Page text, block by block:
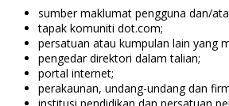
sumber maklumat pengguna dan/
tapak komuniti dot.com;
persatuan atau kumpulan lain yang
pengedar direktori dalam talian;
portal internet;
perakaunan, undang-undang dan